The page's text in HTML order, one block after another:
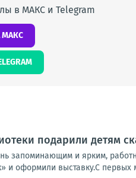
в МАКС и Telegram
МАКС
подарили детям
запоминающим и ярким,
и оформили выставку.С первых